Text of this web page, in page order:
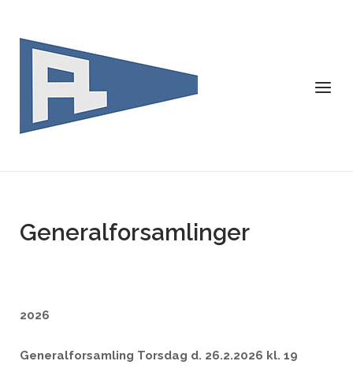
content
Menu
Generalforsamlinger
2026
Generalforsamling Torsdag d. 26.2.2026 kl. 19